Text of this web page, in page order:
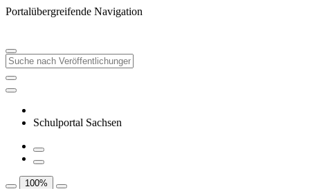
Portalübergreifende Navigation
Schulportal Sachsen
100%